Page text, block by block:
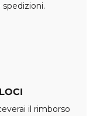
il rimborso